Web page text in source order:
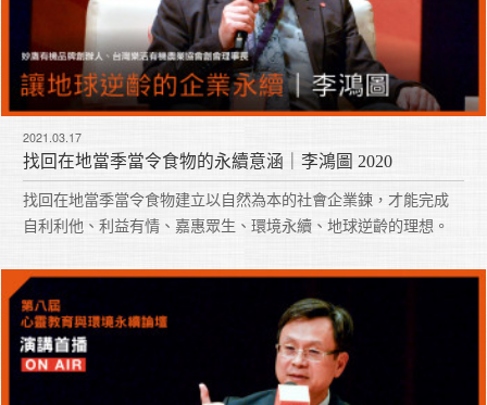
2021.03.17
找回在地當季當令食物的永續意涵｜李鴻圖 2020
找回在地當季當令食物建立以自然為本的社會企業鍊，才能完成
自利利他、利益有情、嘉惠眾生、環境永續、地球逆齡的理想。